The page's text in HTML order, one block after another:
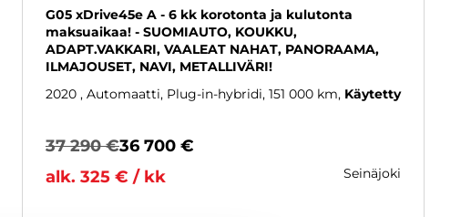
G05 xDrive45e A - 6 kk korotonta ja kulutonta
maksuaikaa! - SUOMIAUTO, KOUKKU,
ADAPT.VAKKARI, VAALEAT NAHAT, PANORAAMA,
ILMAJOUSET, NAVI, METALLIVÄRI!
2020 , Automaatti, Plug-in-hybridi, 151 000 km Käytetty
37 290 €36 700 €
alk. 325 € / kk
seinäjoki